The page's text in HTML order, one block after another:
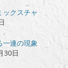
ックスチャ
一連の現象
30日